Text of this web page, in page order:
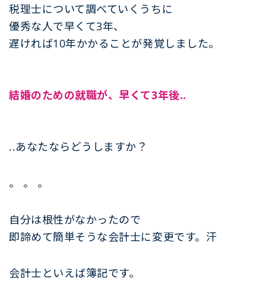
税理士について調べていくうちに
優秀な人で早くて3年、
遅ければ10年かかることが発覚しました。
結婚のための就職が、早くて3年後..
..あなたならどうしますか？
。 。 。
自分は根性がなかったので
即諦めて簡単そうな会計士に変更です。汗
会計士といえば簿記です。